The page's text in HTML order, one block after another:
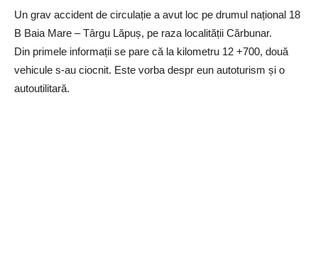
Un grav accident de circulație a avut loc pe drumul național 18
B Baia Mare – Târgu Lăpuș, pe raza localității Cărbunar.
Din primele informații se pare că la kilometru 12 +700, două
vehicule s-au ciocnit. Este vorba despr eun autoturism și o
autoutilitară.